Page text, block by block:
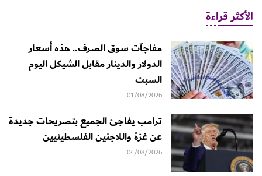
الأكثر قراءة
مفاجآت سوق الصرف.. هذه أسعار
الدولار والدينار مقابل الشيكل اليوم
السبت
01/08/2026
ترامب يفاجئ الجميع بتصريحات جديدة
عن غزة واللاجئين الفلسطينيين
04/08/2026